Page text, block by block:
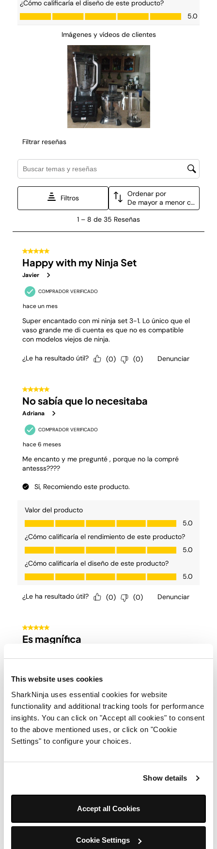
This website uses cookies
SharkNinja uses essential cookies for website
functionality and additional tracking tools for performance
insights. You can click on "Accept all cookies" to consent
to the above mentioned uses, or click on "Cookie
Settings" to configure your choices.
Show details
Accept all Cookies
Cookie Settings